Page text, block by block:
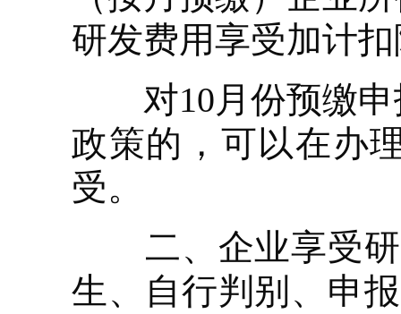
研发费用享受加计
对10月份预缴申
政策的，可以在办
受。
二、企业享受研
生、自行判别、申